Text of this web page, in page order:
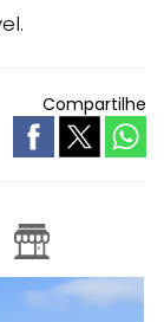
Compartilhe